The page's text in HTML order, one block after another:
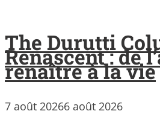
The Durutti
Renascent : de
renaître à la vie
7 août 20266 août 2026